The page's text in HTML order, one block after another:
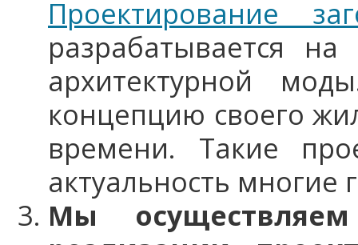
Проектирование
разрабатывается
архитектурной
концепцию своего
времени. Такие
актуальность многие
Мы